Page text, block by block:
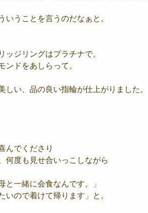
いうことを言うのだなぁと。
ッジリングはプラチナで。
ンドをあしらって。
しい、品の良い指輪が仕上がりました。
んでくださり
何度も見せ合いっこしながら
と一緒に会食なんです。」
いので着けて帰ります」と。